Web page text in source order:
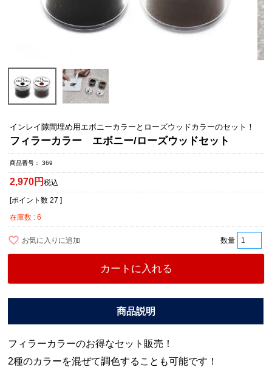
インレイ隙間埋め用エボニーカラーとローズウッドカラーのセット！
フィラーカラー エボニー/ローズウッドセット
商品番号 369
2,970 税込
[ポイント数 27 ]
在庫数
6
お気に入りに追加
カートに入れる
フィラーカラーのお得なセット販売！
2種のカラーを混ぜて調色することも可能です！